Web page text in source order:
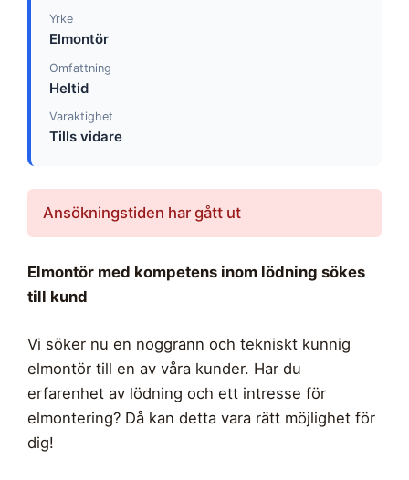
Yrke
Elmontör
Omfattning
Heltid
Varaktighet
Tills vidare
Ansökningstiden har gått ut
Elmontör med kompetens inom lödning sökes
till kund
Vi söker nu en noggrann och tekniskt kunnig
elmontör till en av våra kunder. Har du
erfarenhet av lödning och ett intresse för
elmontering? Då kan detta vara rätt möjlighet för
dig!